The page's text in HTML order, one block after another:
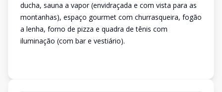
ducha, sauna a vapor (envidraçada e com vista para as
montanhas), espaço gourmet com churrasqueira, fogão
a lenha, forno de pizza e quadra de tênis com
iluminação (com bar e vestiário).